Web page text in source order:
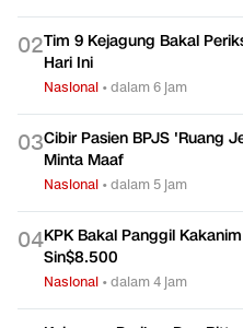
02Tim 9 Kejagung Bakal
Hari Ini
Nasional •dalam 6 jam
03Cibir Pasien BPJS 'Ruang
Minta Maaf
Nasional •dalam 5 jam
04KPK Bakal Panggil
Sin$8.500
Nasional •dalam 4 jam